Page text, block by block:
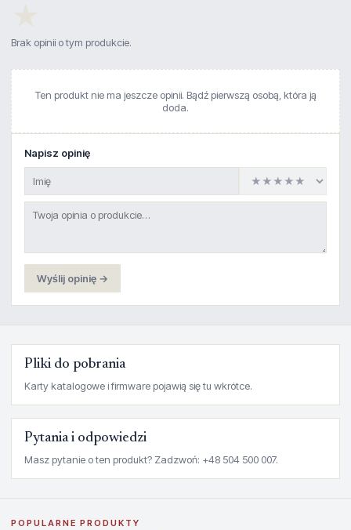
Brak opinii o tym produkcie.
Ten produkt nie ma jeszcze opinii. Bądź pierwszą osobą, która ją
doda.
Napisz opinię
Wyślij opinię →
Pliki do pobrania
Karty katalogowe i firmware pojawią się tu wkrótce.
Pytania i odpowiedzi
Masz pytanie o ten produkt? Zadzwoń: +48 504 500 007.
POPULARNE PRODUKTY